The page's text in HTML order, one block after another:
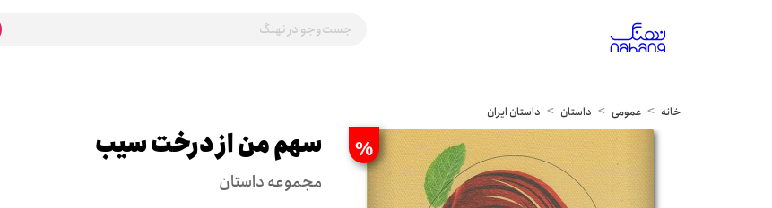
خانه عمومی داستان داستان ایران
% سهم من از درخت سیب
مجموعه داستان